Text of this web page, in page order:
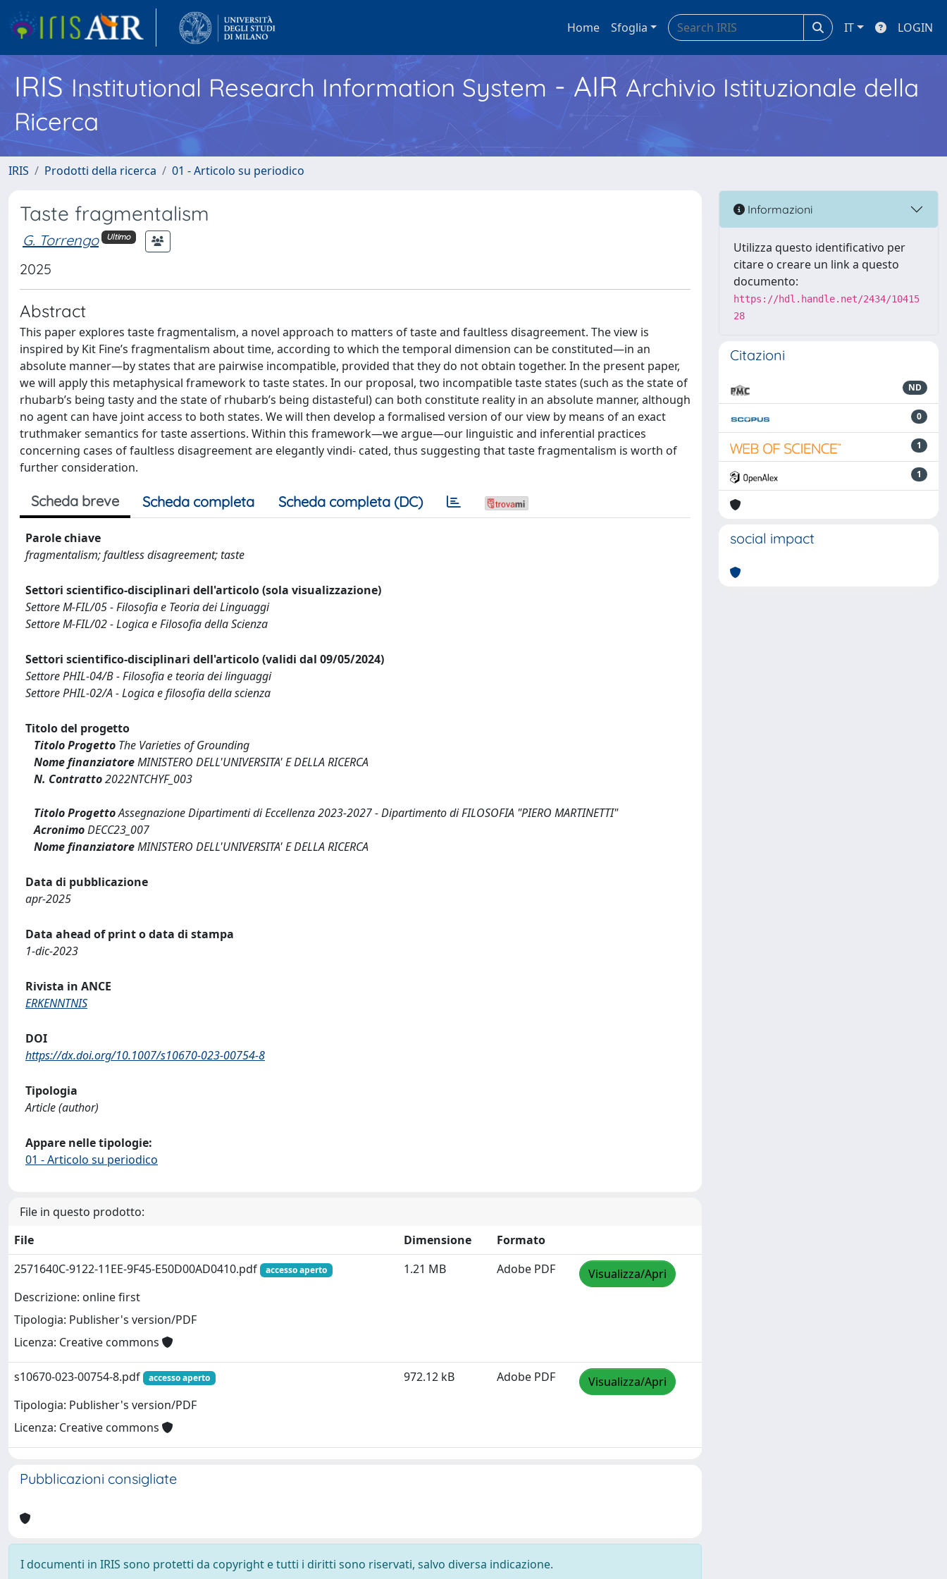
Home Sfoglia IT LOGIN
IRISInstitutional Research Information System - AIR Archivio Istituzionale della
Ricerca
IRIS Prodotti della ricerca 01 - Articolo su periodico
Taste fragmentalism
G. Torrengo Ultimo
2025
Abstract
This paper explores taste fragmentalism, a novel approach to matters of taste and faultless disagreement. The view is
inspired by Kit Fine’s fragmentalism about time, according to which the temporal dimension can be constituted—in an
absolute manner—by states that are pairwise incompatible, provided that they do not obtain together. In the present paper,
we will apply this metaphysical framework to taste states. In our proposal, two incompatible taste states (such as the state of
rhubarb’s being tasty and the state of rhubarb’s being distasteful) can both constitute reality in an absolute manner, although
no agent can have joint access to both states. We will then develop a formalised version of our view by means of an exact
truthmaker semantics for taste assertions. Within this framework—we argue—our linguistic and inferential practices
concerning cases of faultless disagreement are elegantly vindi- cated, thus suggesting that taste fragmentalism is worth of
further consideration.
Scheda breve Scheda completa Scheda completa (DC)
Parole chiave
fragmentalism; faultless disagreement; taste
Settori scientifico-disciplinari dell'articolo (sola visualizzazione)
Settore M-FIL/05 - Filosofia e Teoria dei Linguaggi
Settore M-FIL/02 - Logica e Filosofia della Scienza
Settori scientifico-disciplinari dell'articolo (validi dal 09/05/2024)
Settore PHIL-04/B - Filosofia e teoria dei linguaggi
Settore PHIL-02/A - Logica e filosofia della scienza
Titolo del progetto
Titolo Progetto The Varieties of Grounding
Nome finanziatoreMINISTERO DELL'UNIVERSITA' E DELLA RICERCA
N. Contratto2022NTCHYF_003
Titolo ProgettoAssegnazione Dipartimenti di Eccellenza 2023-2027 - Dipartimento di FILOSOFIA "PIERO MARTINETTI"
AcronimoDECC23_007
Nome finanziatoreMINISTERO DELL'UNIVERSITA' E DELLA RICERCA
Data di pubblicazione
apr-2025
Data ahead of print o data di stampa
1-dic-2023
Rivista in ANCE
ERKENNTNIS
DOI
https://dx.doi.org/10.1007/s10670-023-00754-8
Tipologia
Article (author)
Appare nelle tipologie:
01 - Articolo su periodico
File in questo prodotto:
File
Dimensione
Formato
2571640C-9122-11EE-9F45-E50D00AD0410.pdf
accesso aperto
Descrizione: online first
Tipologia: Publisher's version/PDF
Licenza: Creative commons
1.21 MB Adobe PDF Visualizza/Apri
s10670-023-00754-8.pdf accesso aperto
Tipologia: Publisher's version/PDF
Licenza: Creative commons
972.12 kB Adobe PDF Visualizza/Apri
Pubblicazioni consigliate
I documenti in IRIS sono protetti da copyright e tutti i diritti sono riservati, salvo diversa indicazione.
Informazioni
Utilizza questo identificativo per
citare o creare un link a questo
documento:
https://hdl.handle.net/2434/10415
28
Citazioni
ND
0
1
1
social impact